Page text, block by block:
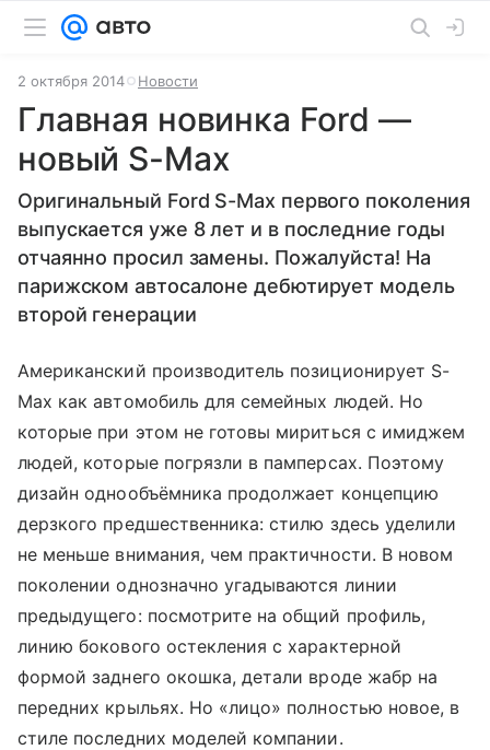
2 октября 2014 Новости
Главная новинка Ford —
новый S-Max
Оригинальный Ford S-Max первого поколения
выпускается уже 8 лет и в последние годы
отчаянно просил замены. Пожалуйста! На
парижском автосалоне дебютирует модель
второй генерации
Американский производитель позиционирует S-
Max как автомобиль для семейных людей. Но
которые при этом не готовы мириться с имиджем
людей, которые погрязли в памперсах. Поэтому
дизайн однообъёмника продолжает концепцию
дерзкого предшественника: стилю здесь уделили
не меньше внимания, чем практичности. В новом
поколении однозначно угадываются линии
предыдущего: посмотрите на общий профиль,
линию бокового остекления с характерной
формой заднего окошка, детали вроде жабр на
передних крыльях. Но «лицо» полностью новое, в
стиле последних моделей компании.